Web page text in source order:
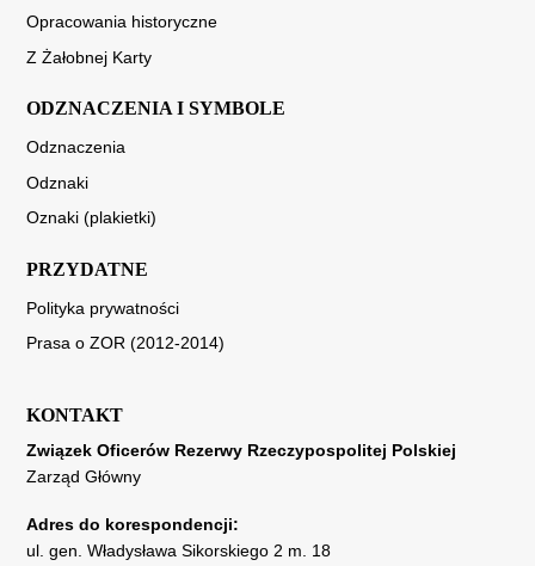
Opracowania historyczne
Z Żałobnej Karty
ODZNACZENIA I SYMBOLE
Odznaczenia
Odznaki
Oznaki (plakietki)
PRZYDATNE
Polityka prywatności
Prasa o ZOR (2012-2014)
KONTAKT
Związek Oficerów Rezerwy Rzeczypospolitej Polskiej
Zarząd Główny
Adres do korespondencji:
ul. gen. Władysława Sikorskiego 2 m. 18